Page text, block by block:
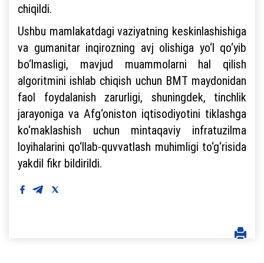
chiqildi.
Ushbu mamlakatdagi vaziyatning keskinlashishiga
va gumanitar inqirozning avj olishiga yo‘l qo‘yib
bo‘lmasligi, mavjud muammolarni hal qilish
algoritmini ishlab chiqish uchun BMT maydonidan
faol foydalanish zarurligi, shuningdek, tinchlik
jarayoniga va Afg‘oniston iqtisodiyotini tiklashga
ko‘maklashish uchun mintaqaviy infratuzilma
loyihalarini qo‘llab-quvvatlash muhimligi to‘g‘risida
yakdil fikr bildirildi.